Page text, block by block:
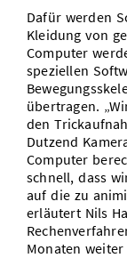
Dafür werden
Kleidung von
Computer
speziellen
übertragen.
den
Dutzend
Computer
schnell, dass
auf die zu
erläutert Nils
Monaten